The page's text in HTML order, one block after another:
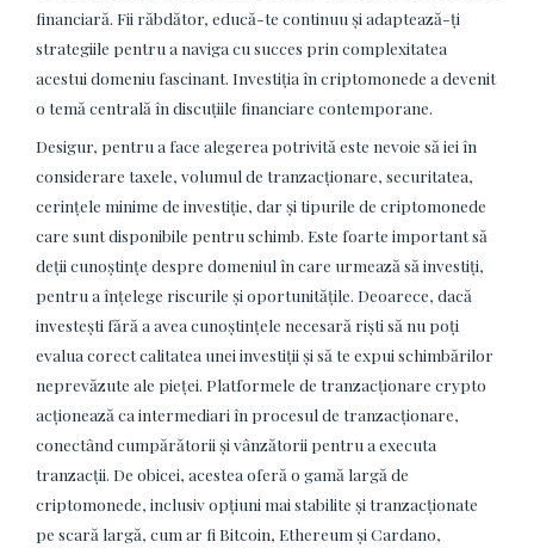
financiară. Fii răbdător, educă-te continuu și adaptează-ți
strategiile pentru a naviga cu succes prin complexitatea
acestui domeniu fascinant. Investiția în criptomonede a devenit
o temă centrală în discuțiile financiare contemporane.
Desigur, pentru a face alegerea potrivită este nevoie să iei în
considerare taxele, volumul de tranzacționare, securitatea,
cerințele minime de investiție, dar și tipurile de criptomonede
care sunt disponibile pentru schimb. Este foarte important să
deții cunoștințe despre domeniul în care urmează să investiți,
pentru a înțelege riscurile și oportunitățile. Deoarece, dacă
investești fără a avea cunoștințele necesară riști să nu poți
evalua corect calitatea unei investiții și să te expui schimbărilor
neprevăzute ale pieței. Platformele de tranzacționare crypto
acționează ca intermediari în procesul de tranzacționare,
conectând cumpărătorii și vânzătorii pentru a executa
tranzacții. De obicei, acestea oferă o gamă largă de
criptomonede, inclusiv opțiuni mai stabilite și tranzacționate
pe scară largă, cum ar fi Bitcoin, Ethereum și Cardano,